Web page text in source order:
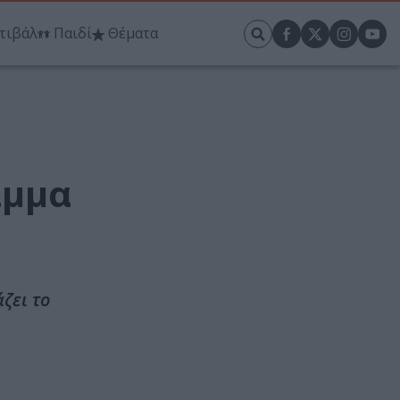
Παιδί Θέματα
το